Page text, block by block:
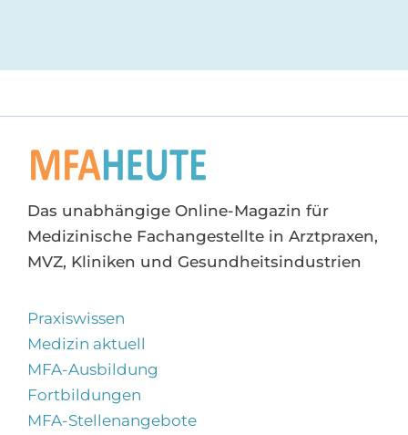
Das unabhängige Online-Magazin für
Medizinische Fachangestellte in Arztpraxen,
MVZ, Kliniken und Gesundheitsindustrien
Praxiswissen
Medizin aktuell
MFA-Ausbildung
Fortbildungen
MFA-Stellenangebote